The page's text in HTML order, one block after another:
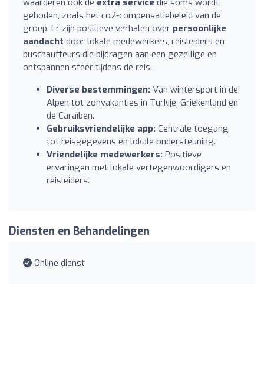
geboden, zoals het co2-compensatiebeleid van de
groep. Er zijn positieve verhalen over persoonlijke
aandacht door lokale medewerkers, reisleiders en
buschauffeurs die bijdragen aan een gezellige en
ontspannen sfeer tijdens de reis.
Diverse bestemmingen: Van wintersport in de
Alpen tot zonvakanties in Turkije, Griekenland en
de Caraïben.
Gebruiksvriendelijke app: Centrale toegang
tot reisgegevens en lokale ondersteuning.
Vriendelijke medewerkers: Positieve
ervaringen met lokale vertegenwoordigers en
reisleiders.
Diensten en Behandelingen
Online dienst